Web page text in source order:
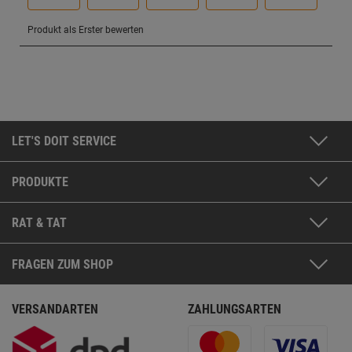
LET'S DOIT SERVICE
PRODUKTE
RAT & TAT
FRAGEN ZUM SHOP
VERSANDARTEN ZAHLUNGSARTEN